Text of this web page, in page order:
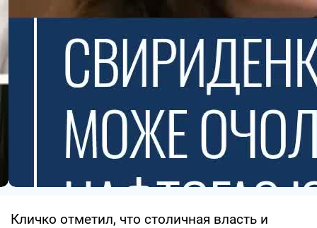
Кличко отметил, что столичная власть и